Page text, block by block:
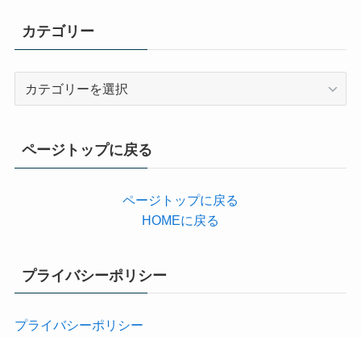
カテゴリー
ページトップに戻る
ページトップに戻る
HOMEに戻る
プライバシーポリシー
プライバシーポリシー